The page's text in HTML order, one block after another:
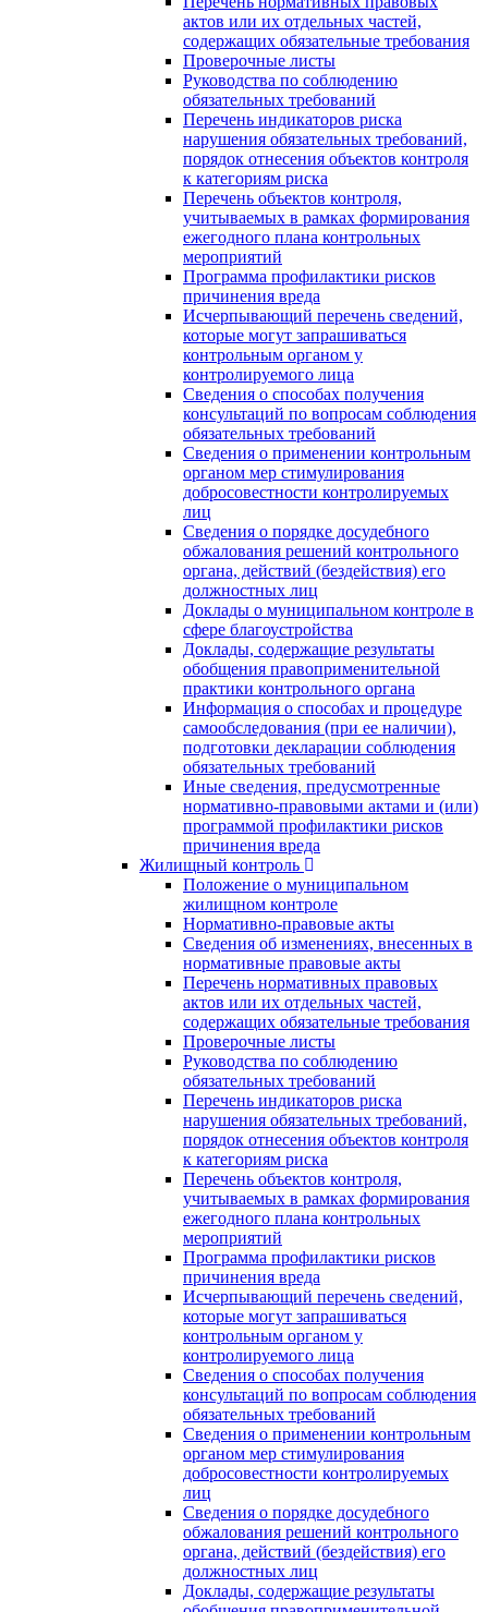
актов или их отдельных частей,
содержащих обязательные требования
Проверочные листы
Руководства по соблюдению
обязательных требований
Перечень индикаторов риска
нарушения обязательных требований,
порядок отнесения объектов контроля
к категориям риска
Перечень объектов контроля,
учитываемых в рамках формирования
ежегодного плана контрольных
мероприятий
Программа профилактики рисков
причинения вреда
Исчерпывающий перечень сведений,
которые могут запрашиваться
контрольным органом у
контролируемого лица
Сведения о способах получения
консультаций по вопросам соблюдения
обязательных требований
Сведения о применении контрольным
органом мер стимулирования
добросовестности контролируемых
лиц
Сведения о порядке досудебного
обжалования решений контрольного
органа, действий (бездействия) его
должностных лиц
Доклады о муниципальном контроле в
сфере благоустройства
Доклады, содержащие результаты
обобщения правоприменительной
практики контрольного органа
Информация о способах и процедуре
самообследования (при ее наличии),
подготовки декларации соблюдения
обязательных требований
Иные сведения, предусмотренные
нормативно-правовыми актами и (или)
программой профилактики рисков
причинения вреда
Жилищный контроль
Положение о муниципальном
жилищном контроле
Нормативно-правовые акты
Сведения об изменениях, внесенных в
нормативные правовые акты
Перечень нормативных правовых
актов или их отдельных частей,
содержащих обязательные требования
Проверочные листы
Руководства по соблюдению
обязательных требований
Перечень индикаторов риска
нарушения обязательных требований,
порядок отнесения объектов контроля
к категориям риска
Перечень объектов контроля,
учитываемых в рамках формирования
ежегодного плана контрольных
мероприятий
Программа профилактики рисков
причинения вреда
Исчерпывающий перечень сведений,
которые могут запрашиваться
контрольным органом у
контролируемого лица
Сведения о способах получения
консультаций по вопросам соблюдения
обязательных требований
Сведения о применении контрольным
органом мер стимулирования
добросовестности контролируемых
лиц
Сведения о порядке досудебного
обжалования решений контрольного
органа, действий (бездействия) его
должностных лиц
Доклады, содержащие результаты